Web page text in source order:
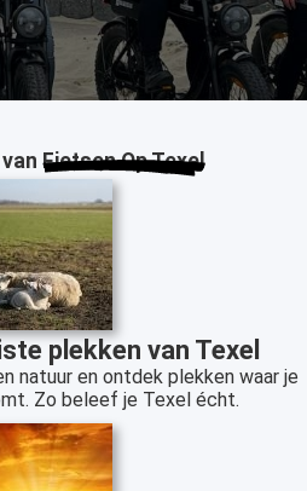
Fietsen Op Texel
plekken van Texel
natuur en ontdek plekken waar je
Zo beleef je Texel écht.